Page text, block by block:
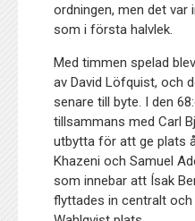
ordningen, men det
som i första halvlek.
Med timmen spelad
av David Löfquist, och
senare till byte. I den
tillsammans med Carl
utbytta för att ge plats
Khazeni och Samuel
som innebar att Ísak
flyttades in centralt